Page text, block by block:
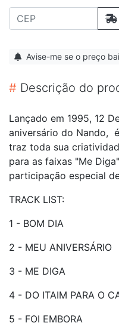
Avise-me se o preço
# Descrição do
Lançado em 1995, 12
aniversário do Nando,
traz toda sua
para as faixas "Me
participação especial
TRACK LIST:
1 - BOM DIA
2 - MEU ANIVERSÁRIO
3 - ME DIGA
4 - DO ITAIM PARA O
5 - FOI EMBORA